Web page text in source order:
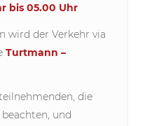
bis 05.00 Uhr
wird der Verkehr via
Turtmann –
die
und